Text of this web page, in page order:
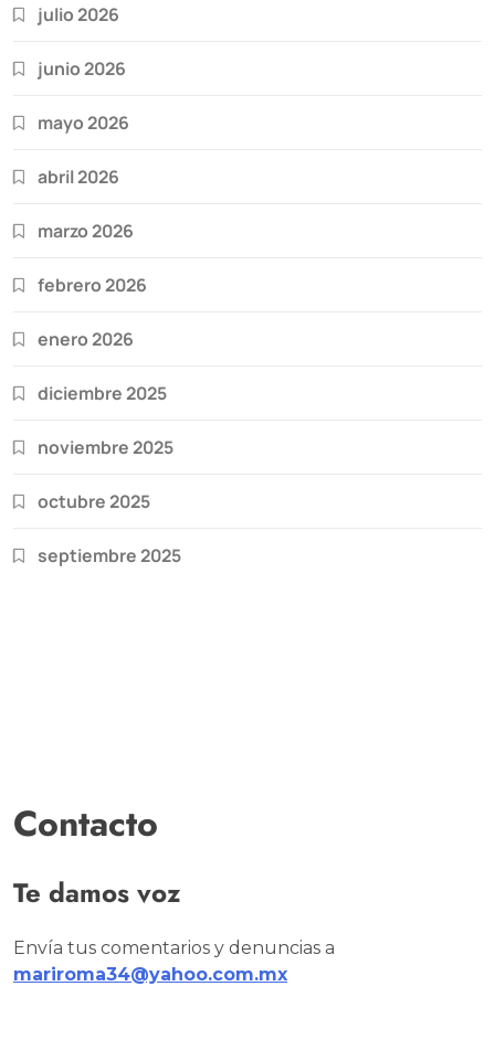
julio 2026
junio 2026
mayo 2026
abril 2026
marzo 2026
febrero 2026
enero 2026
diciembre 2025
noviembre 2025
octubre 2025
septiembre 2025
Contacto
Te damos voz
Envía tus comentarios y denuncias a
mariroma34@yahoo.com.mx